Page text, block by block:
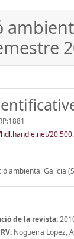
ambiental Galícia
de la revista:
Nogueira López,